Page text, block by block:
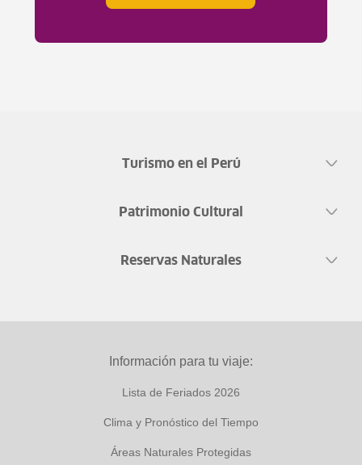
Turismo en el Perú
Patrimonio Cultural
Reservas Naturales
Información para tu viaje:
Lista de Feriados 2026
Clima y Pronóstico del Tiempo
Áreas Naturales Protegidas